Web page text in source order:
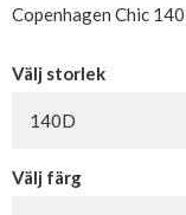
Lådskåp kan
Corian® tvättställ
och invändiga
endast 6 mm i solid
Copenhagen Chic
Välj storlek
140D
Välj färg